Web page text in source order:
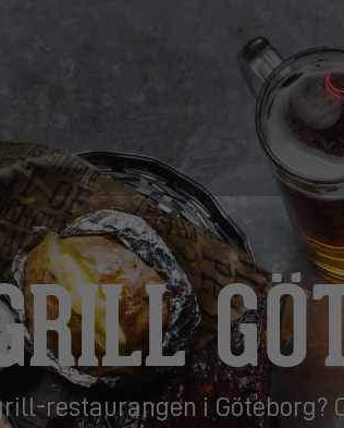
restaurangen i